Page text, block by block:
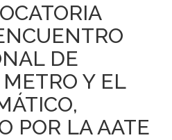
DE
Y EL
POR LA AATE